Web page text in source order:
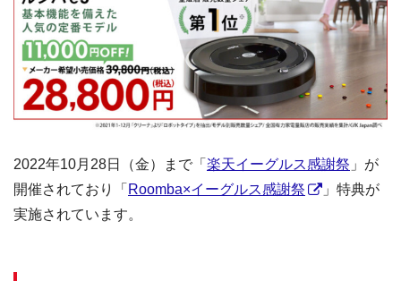
2022年10月28日（金）まで「 楽天イーグルス感謝祭 」が
開催されており「 Roomba×イーグルス感謝祭
」特典が
実施されています。